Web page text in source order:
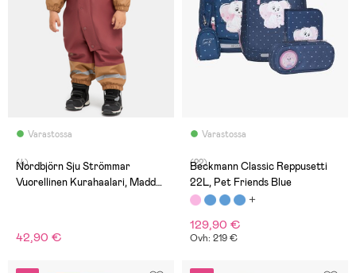
Varastossa
(4)
Nordbjörn Sju Strömmar
Vuorellinen Kurahaalari, Madder
42,90 €
Varastossa
(22)
Beckmann Classic Reppusetti
22L, Pet Friends Blue
129,90 €
Ovh: 219 €